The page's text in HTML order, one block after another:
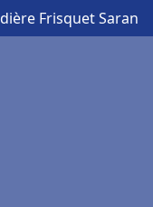
Frisquet Saran